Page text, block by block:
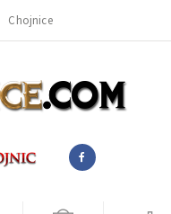
Chojnice